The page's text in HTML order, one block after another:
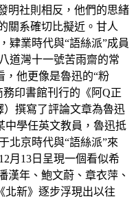
明社則相反，他們的思緒
關系確切比擬近。甘人
肄業時代與“語絲派”成員
道灣十一號苦雨齋的常
，他更像是魯迅的“粉
印書館刊行的《阿Q正
）撰寫了評論文章為魯迅
中學任英文教員，魯迅抵
北京時代與“語絲派”來
月13日呈現一個看似希
漢年、鮑文蔚、章衣萍、
北新》逐步浮現出以往